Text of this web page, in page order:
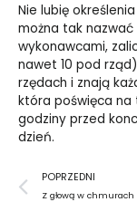
Nie lubię
można tak nazwać
wykonawcami,
nawet 10 pod
rzędach i znają
która poświęca na
godziny przed
dzień.
Prev
POPRZEDNI
Z głową w chmurach